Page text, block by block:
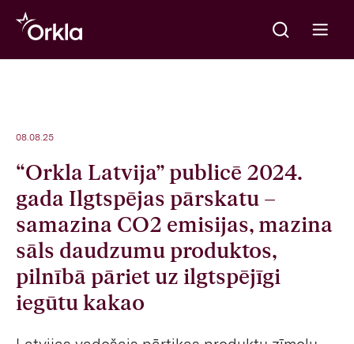
Go to frontpage
Meklēt
08.08.25
“Orkla Latvija” publicē 2024.
gada Ilgtspējas pārskatu –
samazina CO2 emisijas, mazina
sāls daudzumu produktos,
pilnībā pāriet uz ilgtspējīgi
iegūtu kakao